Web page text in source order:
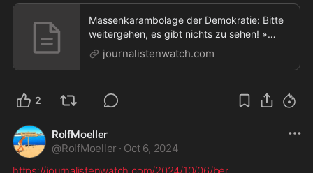
Massenkarambolage der Demokratie: Bitte
weitergehen, es gibt nichts zu sehen! »
Journalistenwatch,Massenkarambolage der
Demokratie: Bitte weitergehen, es gibt
journalistenwatch.com
2
RolfMoeller
@RolfMoeller · Oct 6, 2024